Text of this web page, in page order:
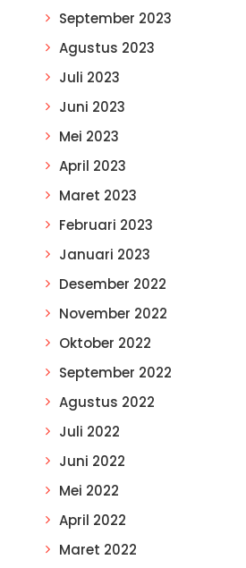
September 2023
Agustus 2023
Juli 2023
Juni 2023
Mei 2023
April 2023
Maret 2023
Februari 2023
Januari 2023
Desember 2022
November 2022
Oktober 2022
September 2022
Agustus 2022
Juli 2022
Juni 2022
Mei 2022
April 2022
Maret 2022